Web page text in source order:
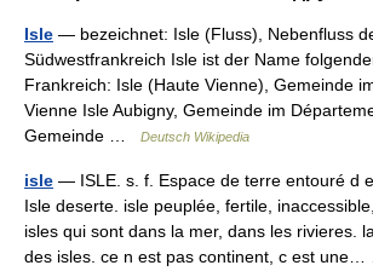
Isle — bezeichnet: Isle (Fluss), Nebenfluss
Südwestfrankreich Isle ist der Name
Frankreich: Isle (Haute Vienne), Gemeinde
Vienne Isle Aubigny, Gemeinde im
Gemeinde …
Deutsch Wikipedia
isle — ISLE. s. f. Espace de terre entouré d
Isle deserte. isle peuplée, fertile,
isles qui sont dans la mer, dans les rivieres.
des isles. ce n est pas continent, c est